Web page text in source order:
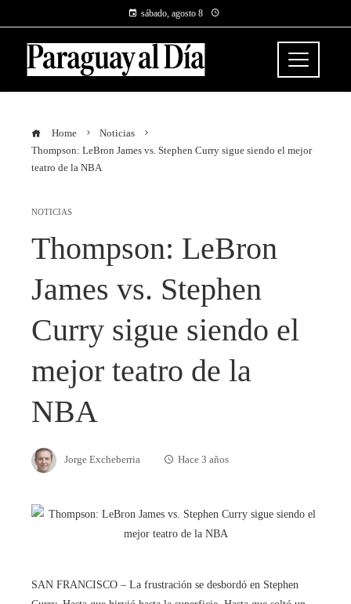
sábado, agosto 8
Home
Noticias
Thompson: LeBron James vs. Stephen Curry sigue siendo el mejor
teatro de la NBA
NOTICIAS
Thompson: LeBron
James vs. Stephen
Curry sigue siendo el
mejor teatro de la
NBA
Jorge Excheberria Hace 3 años
SAN FRANCISCO – La frustración se desbordó en Stephen